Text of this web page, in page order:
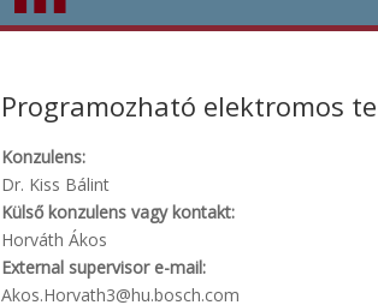
Programozható elektromos
Konzulens:
Dr. Kiss Bálint
Külső konzulens vagy kontakt:
Horváth Ákos
External supervisor e-mail:
Akos.Horvath3@hu.bosch.com